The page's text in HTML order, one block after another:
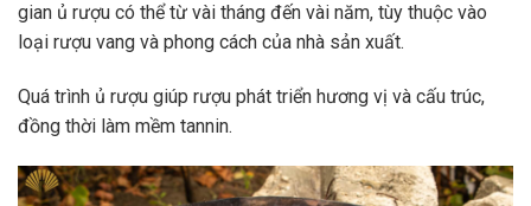
gian ủ rượu có thể từ vài tháng đến vài năm, tùy thuộc vào
loại rượu vang và phong cách của nhà sản xuất.
Quá trình ủ rượu giúp rượu phát triển hương vị và cấu trúc,
đồng thời làm mềm tannin.